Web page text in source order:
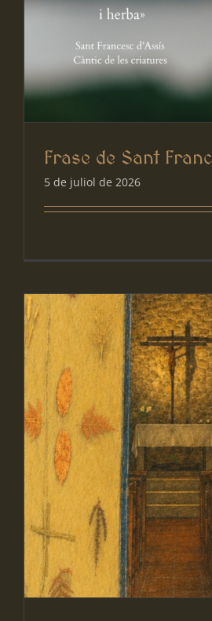
Frase de Sant
5 de juliol de 2026